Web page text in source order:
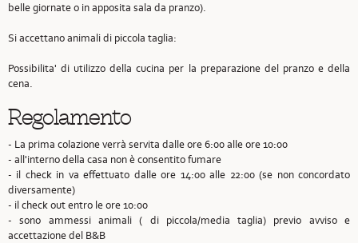
belle giornate o in apposita sala da pranzo).
Si accettano animali di piccola taglia:
Possibilita' di utilizzo della cucina per la preparazione del pranzo e della
cena.
Regolamento
- La prima colazione verrà servita dalle ore 6:00 alle ore 10:00
- all'interno della casa non è consentito fumare
- il check in va effettuato dalle ore 14:00 alle 22:00 (se non concordato
diversamente)
- il check out entro le ore 10:00
- sono ammessi animali ( di piccola/media taglia) previo avviso e
accettazione del B&B